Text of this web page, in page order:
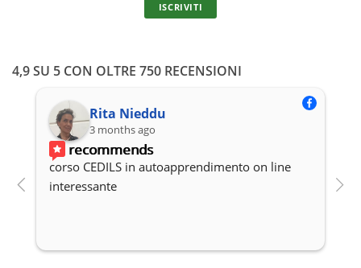
ISCRIVITI
4,9 SU 5 CON OLTRE 750 RECENSIONI
Rita Nieddu
3 months ago
recommends
corso CEDILS in autoapprendimento on line
interessante